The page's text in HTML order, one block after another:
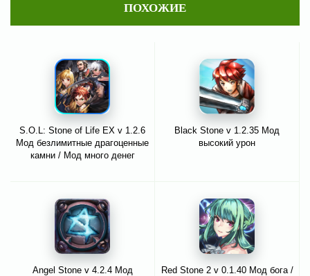
ПОХОЖИЕ
S.O.L: Stone of Life EX v 1.2.6
Мод безлимитные драгоценные
камни / Мод много денег
Black Stone v 1.2.35 Мод
высокий урон
Angel Stone v 4.2.4 Мод
Red Stone 2 v 0.1.40 Мод бога /